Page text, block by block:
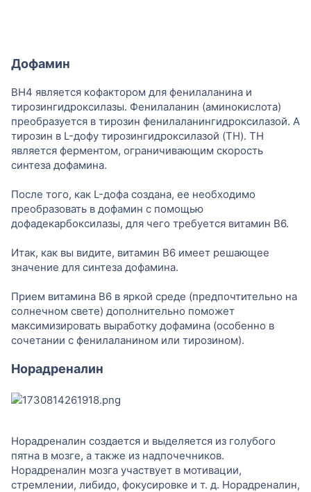
Дофамин
BH4 является кофактором для фенилаланина и
тирозингидроксилазы. Фенилаланин (аминокислота)
преобразуется в тирозин фенилаланингидроксилазой. А
тирозин в L-дофу тирозингидроксилазой (TH). TH
является ферментом, ограничивающим скорость
синтеза дофамина.
После того, как L-дофа создана, ее необходимо
преобразовать в дофамин с помощью
дофадекарбоксилазы, для чего требуется витамин B6.
Итак, как вы видите, витамин B6 имеет решающее
значение для синтеза дофамина.
Прием витамина B6 в яркой среде (предпочтительно на
солнечном свете) дополнительно поможет
максимизировать выработку дофамина (особенно в
сочетании с фенилаланином или тирозином).
Норадреналин
Норадреналин создается и выделяется из голубого
пятна в мозге, а также из надпочечников.
Норадреналин мозга участвует в мотивации,
стремлении, либидо, фокусировке и т. д. Норадреналин,